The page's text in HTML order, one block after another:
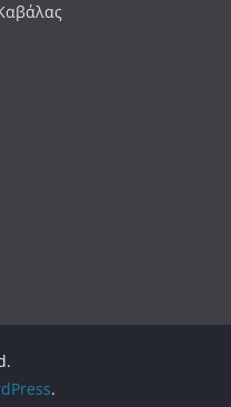
.